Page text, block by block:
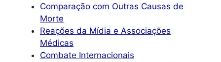
Comparação com Outras Causas de
Morte
Reações da Mídia e Associações
Médicas
Combate Internacionais